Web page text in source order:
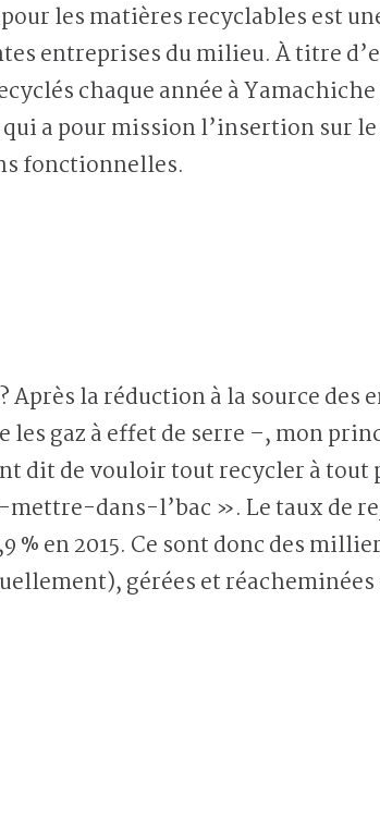
les matières recyclables est
entreprises du milieu. À titre
chaque année à
a pour mission l’insertion sur
fonctionnelles.
la réduction à la source des
gaz à effet de serre –, mon
dit de vouloir tout recycler à tout
dans-l’bac ». Le taux de
% en 2015. Ce sont donc des
gérées et réacheminées